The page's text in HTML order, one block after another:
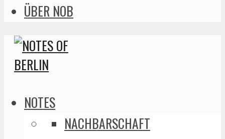
ÜBER NOB
NOTES
NACHBARSCHAFT